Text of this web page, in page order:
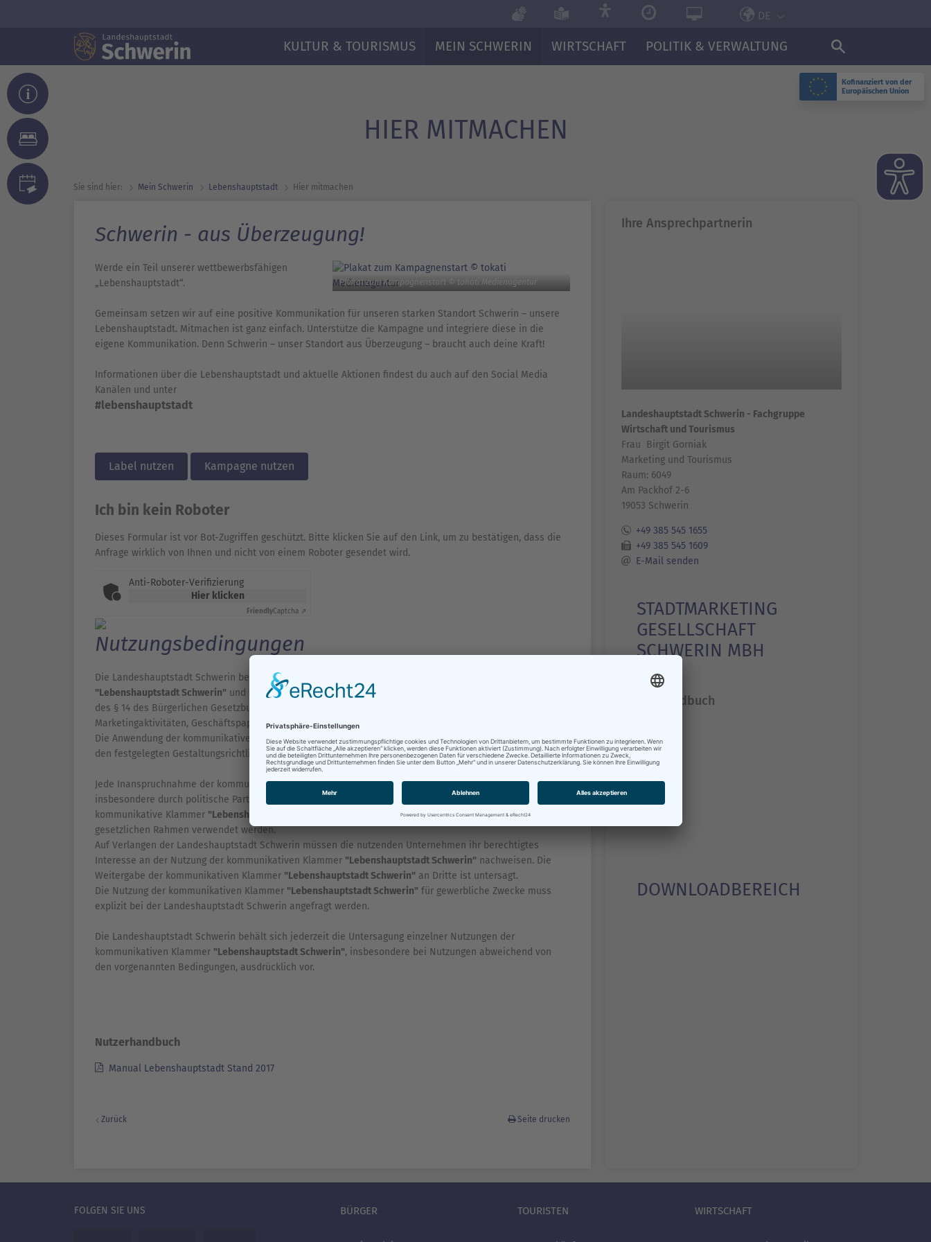
Kofinanziert von der
Europäischen Union
DE
KULTUR & TOURISMUS MEIN SCHWERIN WIRTSCHAFT POLITIK & VERWALTUNG
HIER MITMACHEN
Sie sind hier: Mein Schwerin Lebens­hauptstadt Hier mitmachen
Schwerin - aus Überzeugung!
Plakat zum Kampagnenstart © tokati Medienagentur
Werde ein Teil unserer wettbewerbsfähigen
„Lebenshauptstadt“.
Gemeinsam setzen wir auf eine positive Kommunikation für unseren starken Standort Schwerin – unsere
Lebenshauptstadt. Mitmachen ist ganz einfach. Unterstütze die Kampagne und integriere diese in die
eigene Kommunikation. Denn Schwerin – unser Standort aus Überzeugung – braucht auch deine Kraft!
Informationen über die Lebenshauptstadt und aktuelle Aktionen findest du auch auf den Social Media
Kanälen und unter
#lebenshauptstadt
Label nutzen Kampagne nutzen
Ich bin kein Roboter
Dieses Formular ist vor Bot-Zugriffen geschützt. Bitte klicken Sie auf den Link, um zu bestätigen, dass die
Anfrage wirklich von Ihnen und nicht von einem Roboter gesendet wird.
Anti-Roboter-Verifizierung
Hier klicken
FriendlyCaptcha ⇗
Nutzungsbedingungen
Die Landeshauptstadt Schwerin besitzt das Nutzungsrecht an der kommunikativen Klammer
"Lebenshauptstadt Schwerin" und stellt diese in Schwerin geschäftsansässigen Unternehmen im Sinne
des § 14 des Bürgerlichen Gesetzbuches kostenfrei für ihre Unternehmenskommunikation,
Marketingaktivitäten, Geschäftspapiere und Internetseiten zur Verfügung.
Die Anwendung der kommunikativen Klammer"Lebenshauptstadt Schwerin"erfolgt ausschließlich nach
den festgelegten Gestaltungsrichtlinien.
Jede Inanspruchnahme der kommunikativen Klammer"Lebenshauptstadt Schwerin"für politische Zwecke,
insbesondere durch politische Parteien oder Organisationen bzw. für politische Werbung, ist untersagt. Die
kommunikative Klammer "Lebenshauptstadt Schwerin"
darf nur im verfassungsrechtlichen und
gesetzlichen Rahmen verwendet werden.
Auf Verlangen der Landeshauptstadt Schwerin müssen die nutzenden Unternehmen ihr berechtigtes
Interesse an der Nutzung der kommunikativen Klammer "Lebenshauptstadt Schwerin" nachweisen. Die
Weitergabe der kommunikativen Klammer "Lebenshauptstadt Schwerin" an Dritte ist untersagt.
Die Nutzung der kommunikativen Klammer "Lebenshauptstadt Schwerin" für gewerbliche Zwecke muss
explizit bei der Landeshauptstadt Schwerin angefragt werden.
Die Landeshauptstadt Schwerin behält sich jederzeit die Untersagung einzelner Nutzungen der
kommunikativen Klammer "Lebenshauptstadt Schwerin", insbesondere bei Nutzungen abweichend von
den vorgenannten Bedingungen, ausdrücklich vor.
Nutzerhandbuch
Manual Lebenshauptstadt Stand 2017
Zurück Seite drucken
Ihre Ansprechpartnerin
Landeshauptstadt Schwerin - Fachgruppe
Wirtschaft und Tourismus
Frau Birgit Gorniak
Marketing und Tourismus
Raum: 6049
Am Packhof 2-6
19053 Schwerin
+49 385 545 1655
+49 385 545 1609
E-Mail senden
STADTMARKETING
GESELLSCHAFT
SCHWERIN MBH
Nutzerhandbuch
DOWNLOADBEREICH
FOLGEN SIE UNS BÜRGER TOURISTEN WIRTSCHAFT